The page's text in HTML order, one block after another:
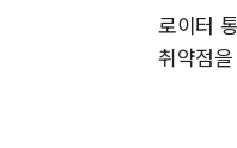
로이터
취약점